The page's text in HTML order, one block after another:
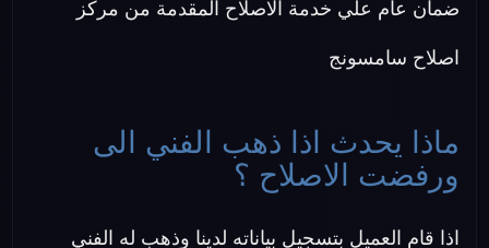
ضمان عام علي خدمة الاصلاح المقدمة من مركز
اصلاح سامسونج
ماذا يحدث اذا ذهب الفني الى
ورفضت الاصلاح ؟
اذا قام العميل بتسجيل بياناته لدينا وذهب له الفني